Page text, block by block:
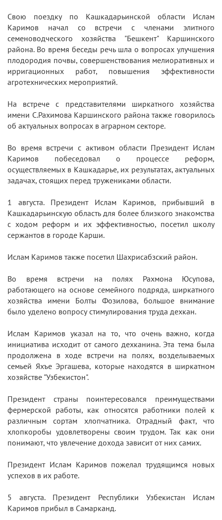
Свою поездку по Кашкадарьинской области Ислам
Каримов начал со встречи с членами элитного
семеноводческого хозяйства "Бешкент" Каршинского
района. Во время беседы речь шла о вопросах улучшения
плодородия почвы, совершенствования мелиоративных и
ирригационных работ, повышения эффективности
агротехнических мероприятий.
На встрече с представителями ширкатного хозяйства
имени С.Рахимова Каршинского района также говорилось
об актуальных вопросах в аграрном секторе.
Во время встречи с активом области Президент Ислам
Каримов побеседовал о процессе реформ,
осуществляемых в Кашкадарье, их результатах, актуальных
задачах, стоящих перед тружениками области.
1 августа. Президент Ислам Каримов, прибывший в
Кашкадарьинскую область для более близкого знакомства
с ходом реформ и их эффективностью, посетил школу
сержантов в городе Карши.
Ислам Каримов также посетил Шахрисабзский район.
Во время встречи на полях Рахмона Юсупова,
работающего на основе семейного подряда, ширкатного
хозяйства имени Болты Фозилова, большое внимание
было уделено вопросу стимулирования труда дехкан.
Ислам Каримов указал на то, что очень важно, когда
инициатива исходит от самого дехканина. Эта тема была
продолжена в ходе встречи на полях, возделываемых
семьей Яхъе Эргашева, которые находятся в ширкатном
хозяйстве "Узбекистон".
Президент страны поинтересовался преимуществами
фермерской работы, как относятся работники полей к
различным сортам хлопчатника. Отрадный факт, что
хлопкоробы удовлетворены своим трудом. Так как они
понимают, что увлечение дохода зависит от них самих.
Президент Ислам Каримов пожелал трудящимся новых
успехов в их работе.
5 августа. Президент Республики Узбекистан Ислам
Каримов прибыл в Самарканд.